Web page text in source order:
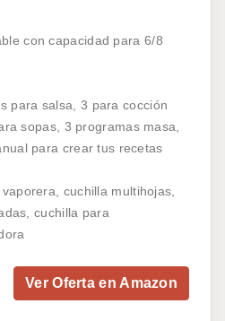
con capacidad para 6/8
para salsa, 3 para cocción
sopas, 3 programas masa,
para crear tus recetas
cuchilla multihojas,
cuchilla para
Ver Oferta en Amazon